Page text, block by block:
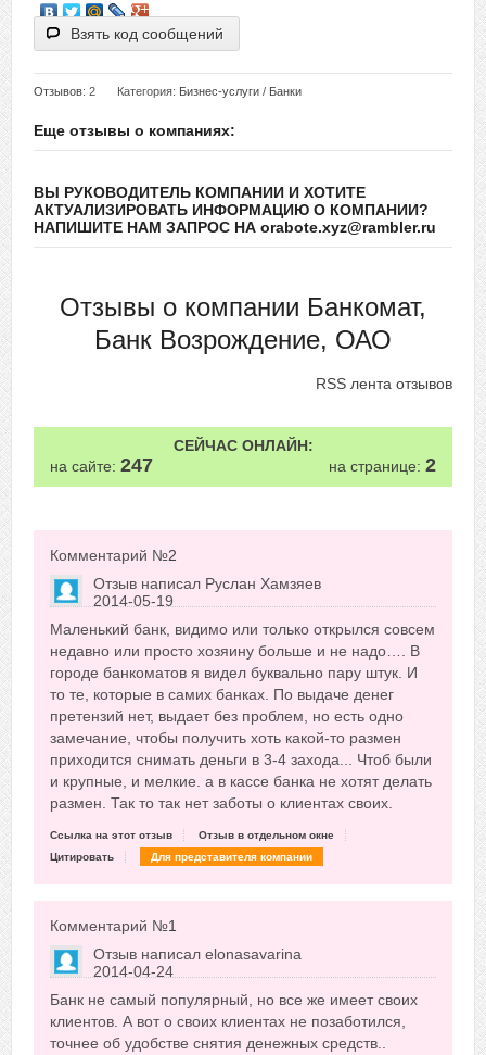
Взять код сообщений
Отзывов: 2 Категория: Бизнес-услуги / Банки
Еще отзывы о компаниях:
ВЫ РУКОВОДИТЕЛЬ КОМПАНИИ И ХОТИТЕ
АКТУАЛИЗИРОВАТЬ ИНФОРМАЦИЮ О КОМПАНИИ?
НАПИШИТЕ НАМ ЗАПРОС НА orabote.xyz@rambler.ru
Отзывы о компании Банкомат,
Банк Возрождение, ОАО
RSS лента отзывов
СЕЙЧАС ОНЛАЙН:
на сайте: 247 на странице: 2
Комментарий №2
Отзыв написал Руслан Хамзяев
2014-05-19
+4
Сказать друзьям об отзыве
Маленький банк, видимо или только открылся совсем
недавно или просто хозяину больше и не надо…. В
городе банкоматов я видел буквально пару штук. И
то те, которые в самих банках. По выдаче денег
претензий нет, выдает без проблем, но есть одно
замечание, чтобы получить хоть какой-то размен
приходится снимать деньги в 3-4 захода... Чтоб были
и крупные, и мелкие. а в кассе банка не хотят делать
размен. Так то так нет заботы о клиентах своих.
Ссылка на этот отзыв
Отзыв в отдельном окне
Цитировать
Для представителя компании
Комментарий №1
Отзыв написал elonasavarina
2014-04-24
+4
Сказать друзьям об отзыве
Банк не самый популярный, но все же имеет своих
клиентов. А вот о своих клиентах не позаботился,
точнее об удобстве снятия денежных средств..